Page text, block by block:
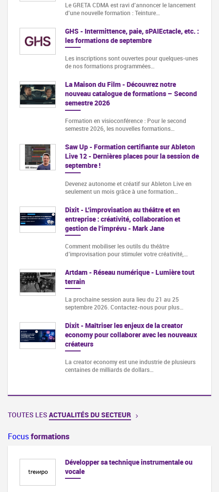
Le GRETA CDMA est ravi d'annoncer le lancement
d'une nouvelle formation : Teinture…
GHS - Intermittence, paie, sPAIEctacle, etc. :
les formations de septembre
Les inscriptions sont ouvertes pour quelques-unes
de nos formations programmées…
La Maison du Film - Découvrez notre
nouveau catalogue de formations – Second
semestre 2026
Formation en visioconférence : Pour le second
semestre 2026, les nouvelles formations…
Saw Up - Formation certifiante sur Ableton
Live 12 - Dernières places pour la session de
septembre !
Devenez autonome et créatif sur Ableton Live en
seulement un mois grâce à une formation…
Dixit - L'improvisation au théâtre et en
entreprise : créativité, collaboration et
gestion de l'imprévu - Mark Jane
Comment mobiliser les outils du théâtre
d’improvisation pour stimuler votre créativité,…
Artdam - Réseau numérique - Lumière tout
terrain
La prochaine session aura lieu du 21 au 25
septembre 2026. Contactez-nous pour plus…
Dixit - Maîtriser les enjeux de la creator
economy pour collaborer avec les nouveaux
créateurs
La creator economy est une industrie de plusieurs
centaines de milliards de dollars…
TOUTES LES ACTUALITÉS DU SECTEUR
Focusformations
Développer sa technique instrumentale ou
vocale